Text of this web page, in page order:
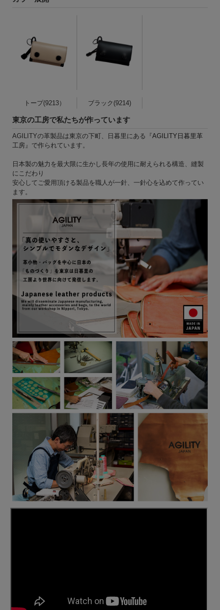
トープ(9213） ブラック(9214)
東京の工房で私たちが作っています
AGILITYの革製品は東京の下町、日暮里にある『AGILITY日暮里革
工房 』で作られています。
日本製の魅力を最大限に生かし長年の使用に耐えられる構造、縫製
にこだわり
安心してご愛用頂ける製品を職人が一針、一針心を込めて作ってい
ます。